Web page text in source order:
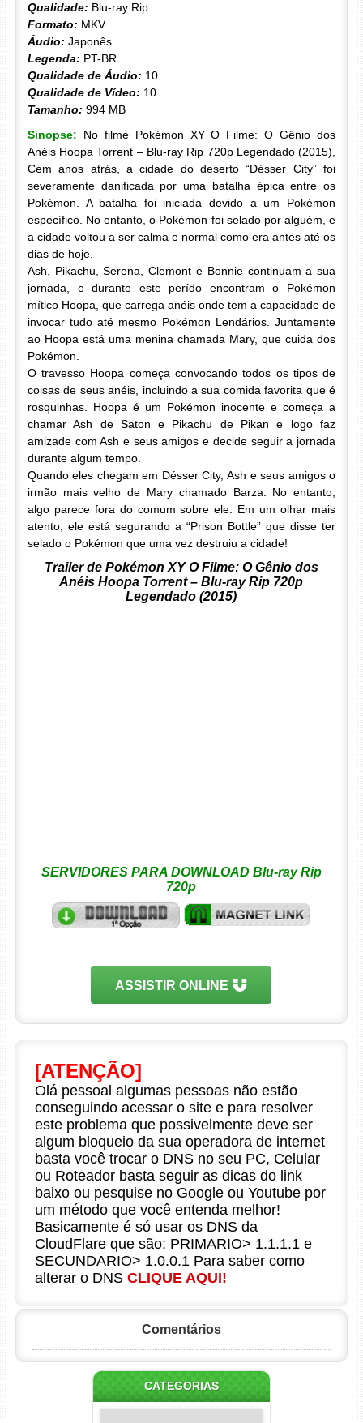
Qualidade: Blu-ray Rip
Formato: MKV
Áudio: Japonês
Legenda: PT-BR
Qualidade de Áudio: 10
Qualidade de Vídeo: 10
Tamanho: 994 MB
Sinopse: No filme Pokémon XY O Filme: O Gênio dos
Anéis Hoopa Torrent – Blu-ray Rip 720p Legendado (2015),
Cem anos atrás, a cidade do deserto “Désser City” foi
severamente danificada por uma batalha épica entre os
Pokémon. A batalha foi iniciada devido a um Pokémon
específico. No entanto, o Pokémon foi selado por alguém, e
a cidade voltou a ser calma e normal como era antes até os
dias de hoje.
Ash, Pikachu, Serena, Clemont e Bonnie continuam a sua
jornada, e durante este perído encontram o Pokémon
mítico Hoopa, que carrega anéis onde tem a capacidade de
invocar tudo até mesmo Pokémon Lendários. Juntamente
ao Hoopa está uma menina chamada Mary, que cuida dos
Pokémon.
O travesso Hoopa começa convocando todos os tipos de
coisas de seus anéis, incluindo a sua comida favorita que é
rosquinhas. Hoopa é um Pokémon inocente e começa a
chamar Ash de Saton e Pikachu de Pikan e logo faz
amizade com Ash e seus amigos e decide seguir a jornada
durante algum tempo.
Quando eles chegam em Désser City, Ash e seus amigos o
irmão mais velho de Mary chamado Barza. No entanto,
algo parece fora do comum sobre ele. Em um olhar mais
atento, ele está segurando a “Prison Bottle” que disse ter
selado o Pokémon que uma vez destruiu a cidade!
Trailer de Pokémon XY O Filme: O Gênio dos
Anéis Hoopa Torrent – Blu-ray Rip 720p
Legendado (2015)
SERVIDORES PARA DOWNLOAD Blu-ray Rip
720p
ASSISTIR ONLINE
[ATENÇÃO]
Olá pessoal algumas pessoas não estão
conseguindo acessar o site e para resolver
este problema que possivelmente deve ser
algum bloqueio da sua operadora de internet
basta você trocar o DNS no seu PC, Celular
ou Roteador basta seguir as dicas do link
baixo ou pesquise no Google ou Youtube por
um método que você entenda melhor!
Basicamente é só usar os DNS da
CloudFlare que são: PRIMARIO> 1.1.1.1 e
SECUNDARIO> 1.0.0.1 Para saber como
alterar o DNS CLIQUE AQUI!
Comentários
CATEGORIAS